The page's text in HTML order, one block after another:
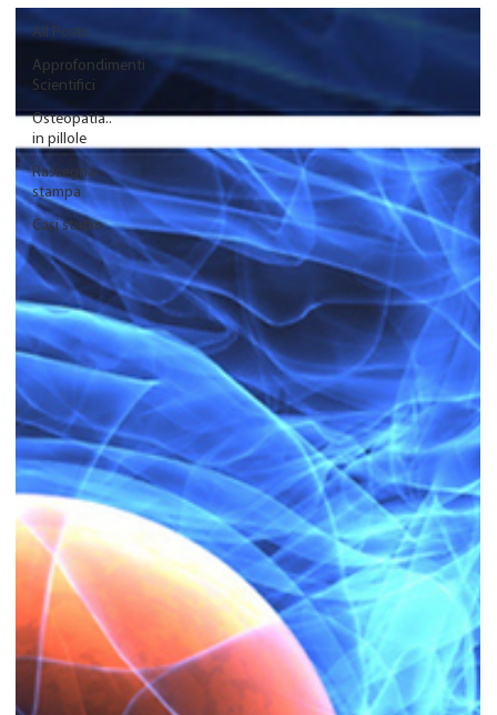
All Posts
Approfondimenti
Scientifici
Osteopatia..
in pillole
Rassegna
stampa
Casi studio